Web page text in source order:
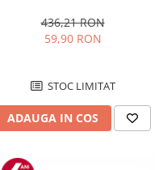
Termostat 80 - 200 °C, 8
programe predefinite, Negru
436,21 RON
59,90 RON
STOC LIMITAT
ADAUGA IN COS